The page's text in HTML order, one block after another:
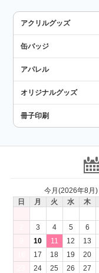
アクリルグッズ
缶バッジ
アパレル
オリジナルグッズ
冊子印刷
今月(2026年8月)
日
月 火 水 木
3 4 5 6
10 11 12 13
17 18 19 20
24 25 26 27